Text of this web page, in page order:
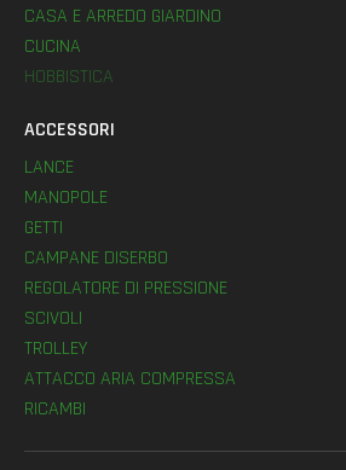
CASA E ARREDO GIARDINO
CUCINA
HOBBISTICA
ACCESSORI
LANCE
MANOPOLE
GETTI
CAMPANE DISERBO
REGOLATORE DI PRESSIONE
SCIVOLI
TROLLEY
ATTACCO ARIA COMPRESSA
RICAMBI